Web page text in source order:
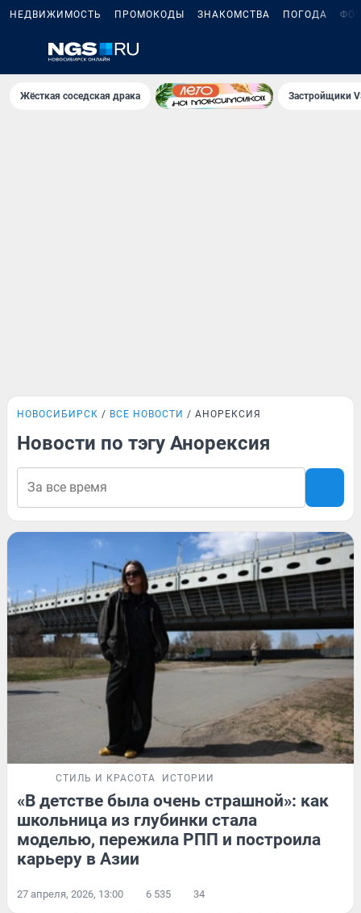
НЕДВИЖИМОСТЬ ПРОМОКОДЫ ЗНАКОМСТВА ПОГОДА
Жёсткая соседская драка Застройщики
НОВОСИБИРСК ВСЕ НОВОСТИ АНОРЕКСИЯ
Новости по тэгу Анорексия
СТИЛЬ И КРАСОТА ИСТОРИИ
«В детстве была очень страшной»: как
школьница из глубинки стала
моделью, пережила РПП и построила
карьеру в Азии
27 апреля, 2026, 13:00 6 535 34